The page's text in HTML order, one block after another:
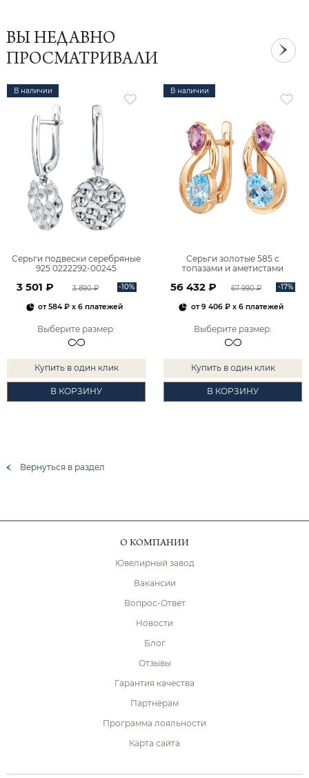
ВЫ НЕДАВНО
ПРОСМАТРИВАЛИ
В наличии
Серьги подвески серебряные
925 0222292-00245
3 501 ₽ 3 890 ₽ -10%
от584 ₽ x 6 платежей
Выберите размер:
Купить в один клик
В КОРЗИНУ
В наличии
Серьги золотые 585 с
топазами и аметистами
56 432 ₽ 67 990 ₽ -17%
от9 406 ₽x 6 платежей
Выберите размер:
Купить в один клик
В КОРЗИНУ
Вернуться в раздел
О КОМПАНИИ
Ювелирный завод
Вакансии
Вопрос-Ответ
Новости
Блог
Отзывы
Гарантия качества
Партнёрам
Программа лояльности
Карта сайта